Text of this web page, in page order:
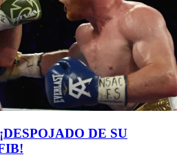
DE SU